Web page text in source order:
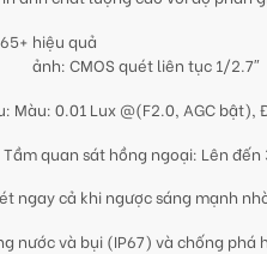
H.265+ hiệu quả
ảnh: CMOS quét liên tục 1/2.7″
Màu: 0.01 Lux @(F2.0, AGC bật),
Tầm quan sát hồng ngoại: Lên đến
ngay cả khi ngược sáng mạnh
nước và bụi (IP67) và chống phá